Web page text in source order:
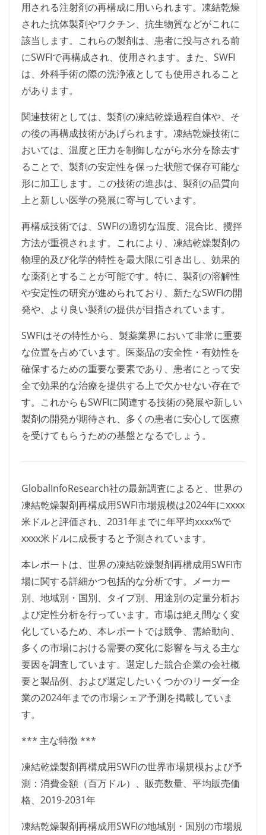
用される注射剤の再構成に用いられます。凍結乾燥
された抗体製剤やワクチン、抗生物質などがこれに
該当します。これらの製剤は、患者に投与される前
にSWFIで再構成され、使用されます。また、SWFI
は、外科手術の際の洗浄液としても使用されること
があります。
関連技術としては、製剤の凍結乾燥過程自体や、そ
の後の再構成技術があげられます。凍結乾燥技術に
おいては、温度と圧力を制御しながら水分を除去す
ることで、製剤の安定性を保った状態で保存可能な
形に加工します。この技術の進歩は、製剤の品質向
上と新しい医学の発展に寄与しています。
再構成技術では、SWFIの適切な温度、混合比、攪拌
方法が重視されます。これにより、凍結乾燥製剤の
物理的及び化学的特性を最大限に引き出し、効果的
な薬剤とすることが可能です。特に、製剤の溶解性
や安定性の研究が進められており、新たなSWFIの開
発や、より良い製剤の提供が目指されています。
SWFIはその特性から、製薬業界において非常に重要
な位置を占めています。医薬品の安全性・有効性を
確保するための重要な要素であり、患者にとって安
全で効果的な治療を提供する上で欠かせない存在で
す。これからもSWFIに関連する技術の発展や新しい
製剤の開発が期待され、多くの患者に安心して医療
を受けてもらうための基盤となるでしょう。
GlobalInfoResearch社の最新調査によると、世界の
凍結乾燥製剤再構成用SWFI市場規模は2024年にxxxx
米ドルと評価され、2031年までに年平均xxxx%で
xxxx米ドルに成長すると予測されています。
本レポートは、世界の凍結乾燥製剤再構成用SWFI市
場に関する詳細かつ包括的な分析です。メーカー
別、地域別・国別、タイプ別、用途別の定量分析お
よび定性分析を行っています。市場は絶え間なく変
化しているため、本レポートでは競争、需給動向、
多くの市場における需要の変化に影響を与える主な
要因を調査しています。選定した競合企業の会社概
要と製品例、および選定したいくつかのリーダー企
業の2024年までの市場シェア予測を掲載していま
す。
*** 主な特徴 ***
凍結乾燥製剤再構成用SWFIの世界市場規模および予
測：消費金額（百万ドル）、販売数量、平均販売価
格、2019-2031年
凍結乾燥製剤再構成用SWFIの地域別・国別の市場規